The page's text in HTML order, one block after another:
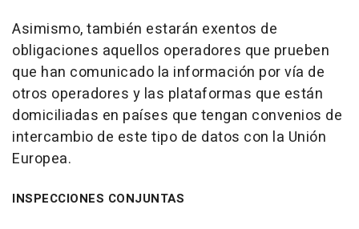
Asimismo, también estarán exentos de
obligaciones aquellos operadores que prueben
que han comunicado la información por vía de
otros operadores y las plataformas que están
domiciliadas en países que tengan convenios de
intercambio de este tipo de datos con la Unión
Europea.
INSPECCIONES CONJUNTAS